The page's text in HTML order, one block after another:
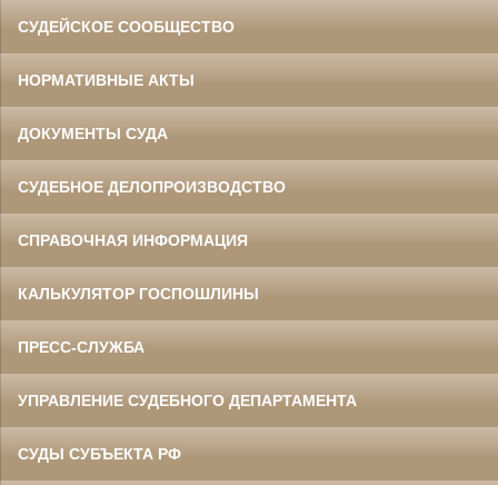
СУДЕЙСКОЕ СООБЩЕСТВО
НОРМАТИВНЫЕ АКТЫ
ДОКУМЕНТЫ СУДА
СУДЕБНОЕ ДЕЛОПРОИЗВОДСТВО
СПРАВОЧНАЯ ИНФОРМАЦИЯ
КАЛЬКУЛЯТОР ГОСПОШЛИНЫ
ПРЕСС-СЛУЖБА
УПРАВЛЕНИЕ СУДЕБНОГО ДЕПАРТАМЕНТА
СУДЫ СУБЪЕКТА РФ